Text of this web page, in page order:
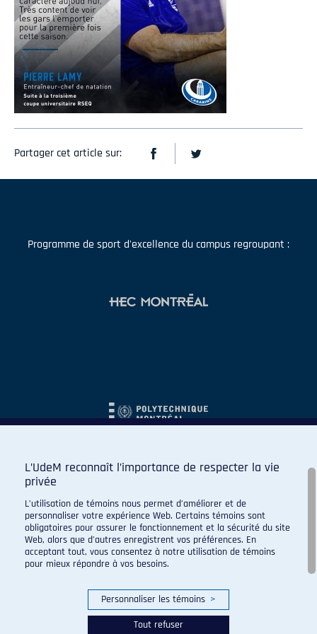
Partager cet article sur:
Programme de sport d'excellence du campus regroupant :
L’UdeM reconnaît l’importance de respecter la vie
privée
L’utilisation de témoins nous permet d’améliorer et de
personnaliser votre expérience Web. Certains témoins sont
obligatoires pour assurer le fonctionnement et la sécurité du site
Web, alors que d’autres enregistrent vos préférences. En
acceptant tout, vous consentez à notre utilisation de témoins
pour mieux répondre à vos besoins.
Personnaliser les témoins >
Tout refuser